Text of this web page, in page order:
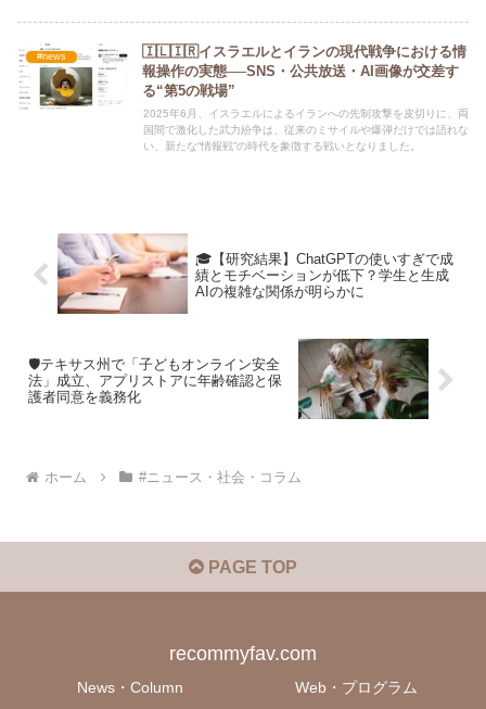
#news
🇮🇱🇮🇷イスラエルとイランの現代戦争における情
報操作の実態──SNS・公共放送・AI画像が交差す
る“第5の戦場”
2025年6月、イスラエルによるイランへの先制攻撃を皮切りに、両
国間で激化した武力紛争は、従来のミサイルや爆弾だけでは語れな
い、新たな“情報戦”の時代を象徴する戦いとなりました。
🎓【研究結果】ChatGPTの使いすぎで成
績とモチベーションが低下？学生と生成
AIの複雑な関係が明らかに
🛡️テキサス州で「子どもオンライン安全
法」成立、アプリストアに年齢確認と保
護者同意を義務化
ホーム #ニュース・社会・コラム
PAGE TOP
recommyfav.com
News・Column Web・プログラム